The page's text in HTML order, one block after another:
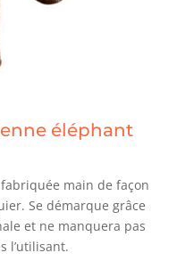
éléphant
main de façon
Se démarque grâce
et ne manquera pas
l’utilisant.